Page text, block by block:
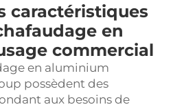
caractéristiques
en
commercial
en aluminium
possèdent des
aux besoins de